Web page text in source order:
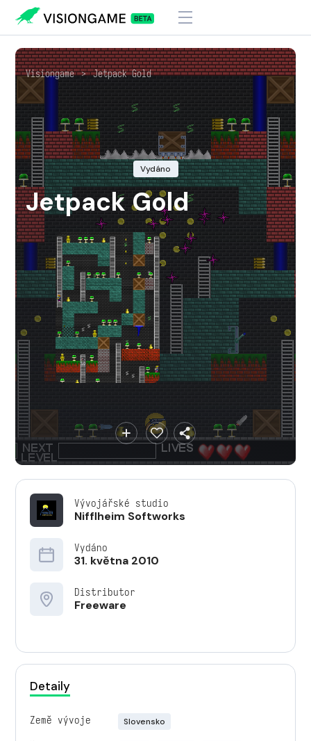
Visiongame > Jetpack Gold
Vydáno
Jetpack Gold
Vývojářské studio
Nifflheim Softworks
Vydáno
31. května 2010
Distributor
Freeware
Detaily
Země vývoje Slovensko